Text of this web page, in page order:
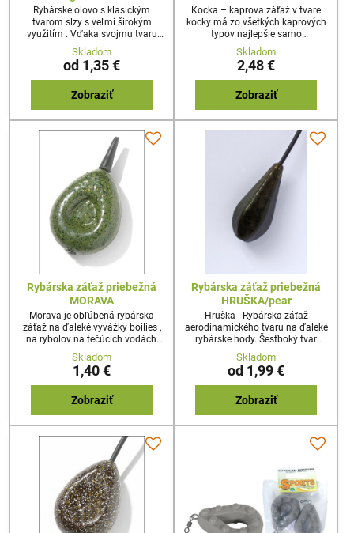
Rybárske olovo s klasickým
tvarom slzy s veľmi širokým
využitím . Vďaka svojmu tvaru
má výborné letové vlastnosti
Kaprova záťaž používaná pri love
kaprov , v malých gramážach
ideálna na lov bielych rýb na
feeder prúty.
Skladom
od 1,35 €
Zobraziť
Kocka – kaprova záťaž v tvare
kocky má zo všetkých kaprových
typov najlepšie samo
zasekávacie schopnosti. Naj
univerzálnejšie olovo ,
využiteľnosť je vo väčšine situácii
ktoré rybolov kapra ponúka.
Výborná rybárska záťaž na lov
Skladom
2,48 €
Zobraziť
Rybárska záťaž priebežná
MORAVA
Morava je obľúbená rybárska
záťaž na ďaleké vyvážky boilies ,
na rybolov na tečúcich vodách,
ale hlavne na rôznych členitých
zarastených vodách, kde
potrebujete aby koncová kaprová
montáž mohla byť položená na
rôzne hrany a bez problémov
Skladom
1,40 €
Zobraziť
Rybárska záťaž priebežná
HRUŠKA/pear
Hruška - Rybárska záťaž
aerodinamického tvaru na ďaleké
rybárske hody. Šesťboký tvar
dáva tejto kaprovej záťaži
stabilitu počas celého letu a
zabraňuje točeniu. ideálne
kaprové olovo pre tiché
nahodenie boilies nástrahy pre
Skladom
od 1,99 €
Zobraziť